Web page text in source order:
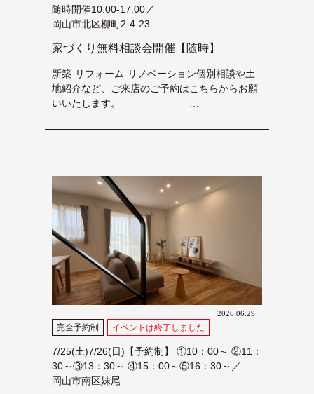
随時開催10:00-17:00／
岡山市北区柳町2-4-23
家づくり無料相談会開催【随時】
新築·リフォーム·リノベーション個別相談や土
地紹介など、ご来店のご予約はこちらからお願
いいたします。―――――――…
2026.06.29
完全予約制 イベントは終了しました
7/25(土)7/26(日)【予約制】 ①10：00～ ②11：
30～③13：30～ ④15：00～⑤16：30～／
岡山市南区妹尾